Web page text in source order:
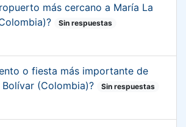
más cercano a María La
Sin respuestas
o fiesta más importante de
Bolívar (Colombia)?
Sin respuestas